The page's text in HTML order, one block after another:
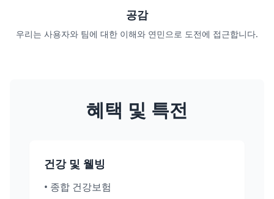
공감
우리는 사용자와 팀에 대한 이해와 연민으로 도전에 접근합니다.
혜택 및 특전
건강 및 웰빙
• 종합 건강보험